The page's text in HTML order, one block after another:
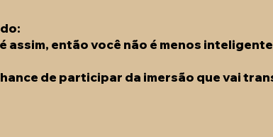
assim, então você não é menos
de participar da imersão que vai